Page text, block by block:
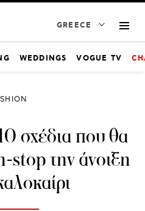
GREECE
WEDDINGS VOGUE TV
σχέδια που θα
την άνοιξη